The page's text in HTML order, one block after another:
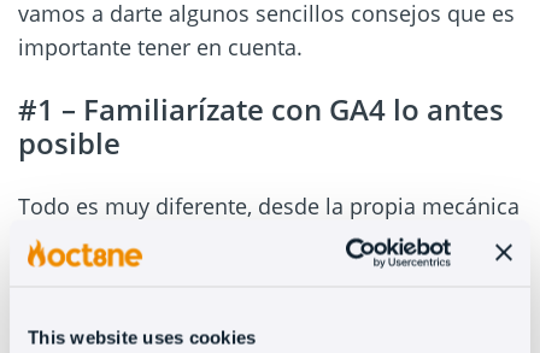
This website uses cookies
vamos a darte algunos sencillos consejos que es
importante tener en cuenta.
#1 – Familiarízate con GA4 lo antes
posible
Todo es muy diferente, desde la propia mecánica
a los informes o la visualización de datos. Por no
hablar de la implementación, en la que existen